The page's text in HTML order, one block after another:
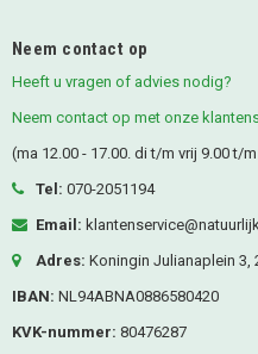
Neem contact op
Heeft u vragen of advies nodig?
Neem contact op met onze
(ma 12.00 - 17.00. di t/m vrij 9.00 t/
Tel: 070-2051194
Email:
Adres: Koningin Julianaplein 3,
IBAN: NL94ABNA0886580420
KVK-nummer: 80476287